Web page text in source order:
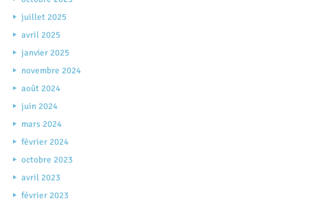
juillet 2025
avril 2025
janvier 2025
novembre 2024
août 2024
juin 2024
mars 2024
février 2024
octobre 2023
avril 2023
février 2023